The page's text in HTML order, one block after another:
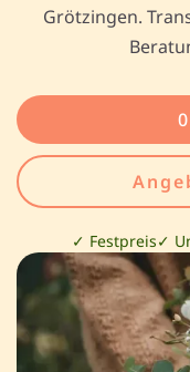
Grötzingen.
✓ Festpreis✓